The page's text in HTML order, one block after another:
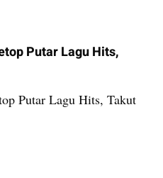
Putar Lagu Hits,
Putar Lagu Hits, Takut